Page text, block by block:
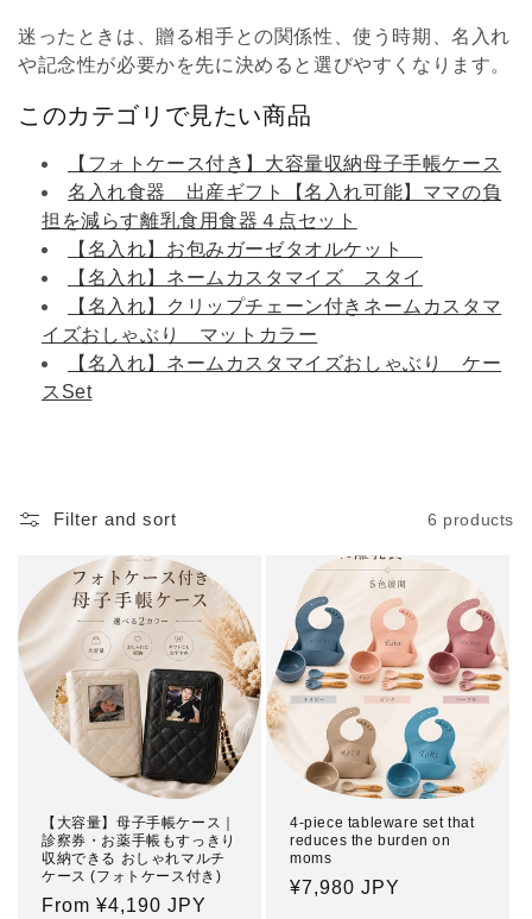
c
t
i
迷ったときは、贈る相手との関係性、使う時期、名入れ
や記念性が必要かを先に決めると選びやすくなります。
このカテゴリで見たい商品
【フォトケース付き】大容量収納母子手帳ケース
名入れ食器 出産ギフト【名入れ可能】ママの負
担を減らす離乳食用食器４点セット
【名入れ】お包みガーゼタオルケット
【名入れ】ネームカスタマイズ スタイ
【名入れ】クリップチェーン付きネームカスタマ
イズおしゃぶり マットカラー
【名入れ】ネームカスタマイズおしゃぶり ケー
スSet
Filter and sort 6 products
【大容量】母子手帳ケース｜
診察券・お薬手帳もすっきり
収納できる おしゃれマルチ
ケース (フォトケース付き)
Regular
From ¥4,190 JPY
4-piece tableware set that
reduces the burden on
moms
Regular
¥7,980 JPY